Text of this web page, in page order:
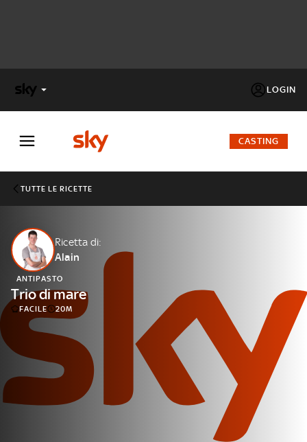
LOGIN
FACTOR
Cos’altro vedere:
PROGRAMMI SKY
Un mondo di offerte:
SKY.IT
NOW
CASTING
TUTTE LE RICETTE
Ricetta di:
Alain
ANTIPASTO
Trio di mare
FACILE 20M